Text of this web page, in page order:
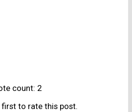
count: 2
to rate this post.